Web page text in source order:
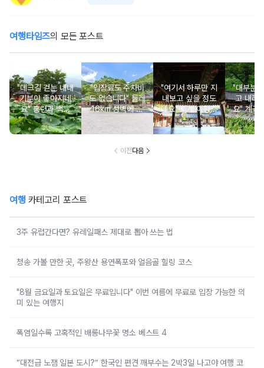
여행타임즈의 모든 포스트
"데크길 걷는 내내
기분이 좋아지네
요" 홍련과 백련
연꽃이 가득한 입
장료 무료 여행지
"입장료도 주차비
도 없습니다" 둘레
16km 성벽에 쌓
포 명소
"여기서 하루만 지
내보고 싶을 정도
네요" 퇴계 이황이
직접 지어 더욱 유
명해진 서당
"대부분
고 내려
요" 계곡
는 입구
이전다음
여행 카테고리 포스트
3주 유럽간다면? 유레일패스 제대로 뽑아 쓰는 법
청송 가볼 만한 곳, 주왕산 용연폭포와 얼음골 힐링 코스
"8월 금요일과 토요일은 무료입니다" 이번 여름에 무료로 입장 가능한 의
미 있는 여행지
폭염일수록 고혹적인 배롱나무꽃 명소 베스트 4
“대전급 노잼 일본 도시?” 한국인 편견 깨부수는 2박3일 나고야 여행 코